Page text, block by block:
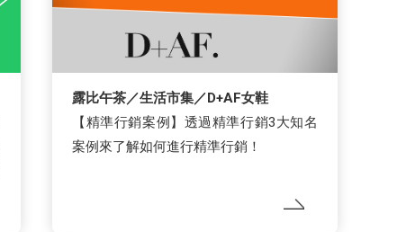
露比午茶／生活市集／D+AF女鞋
【精準行銷案例】透過精準行銷3大知名
案例來了解如何進行精準行銷！